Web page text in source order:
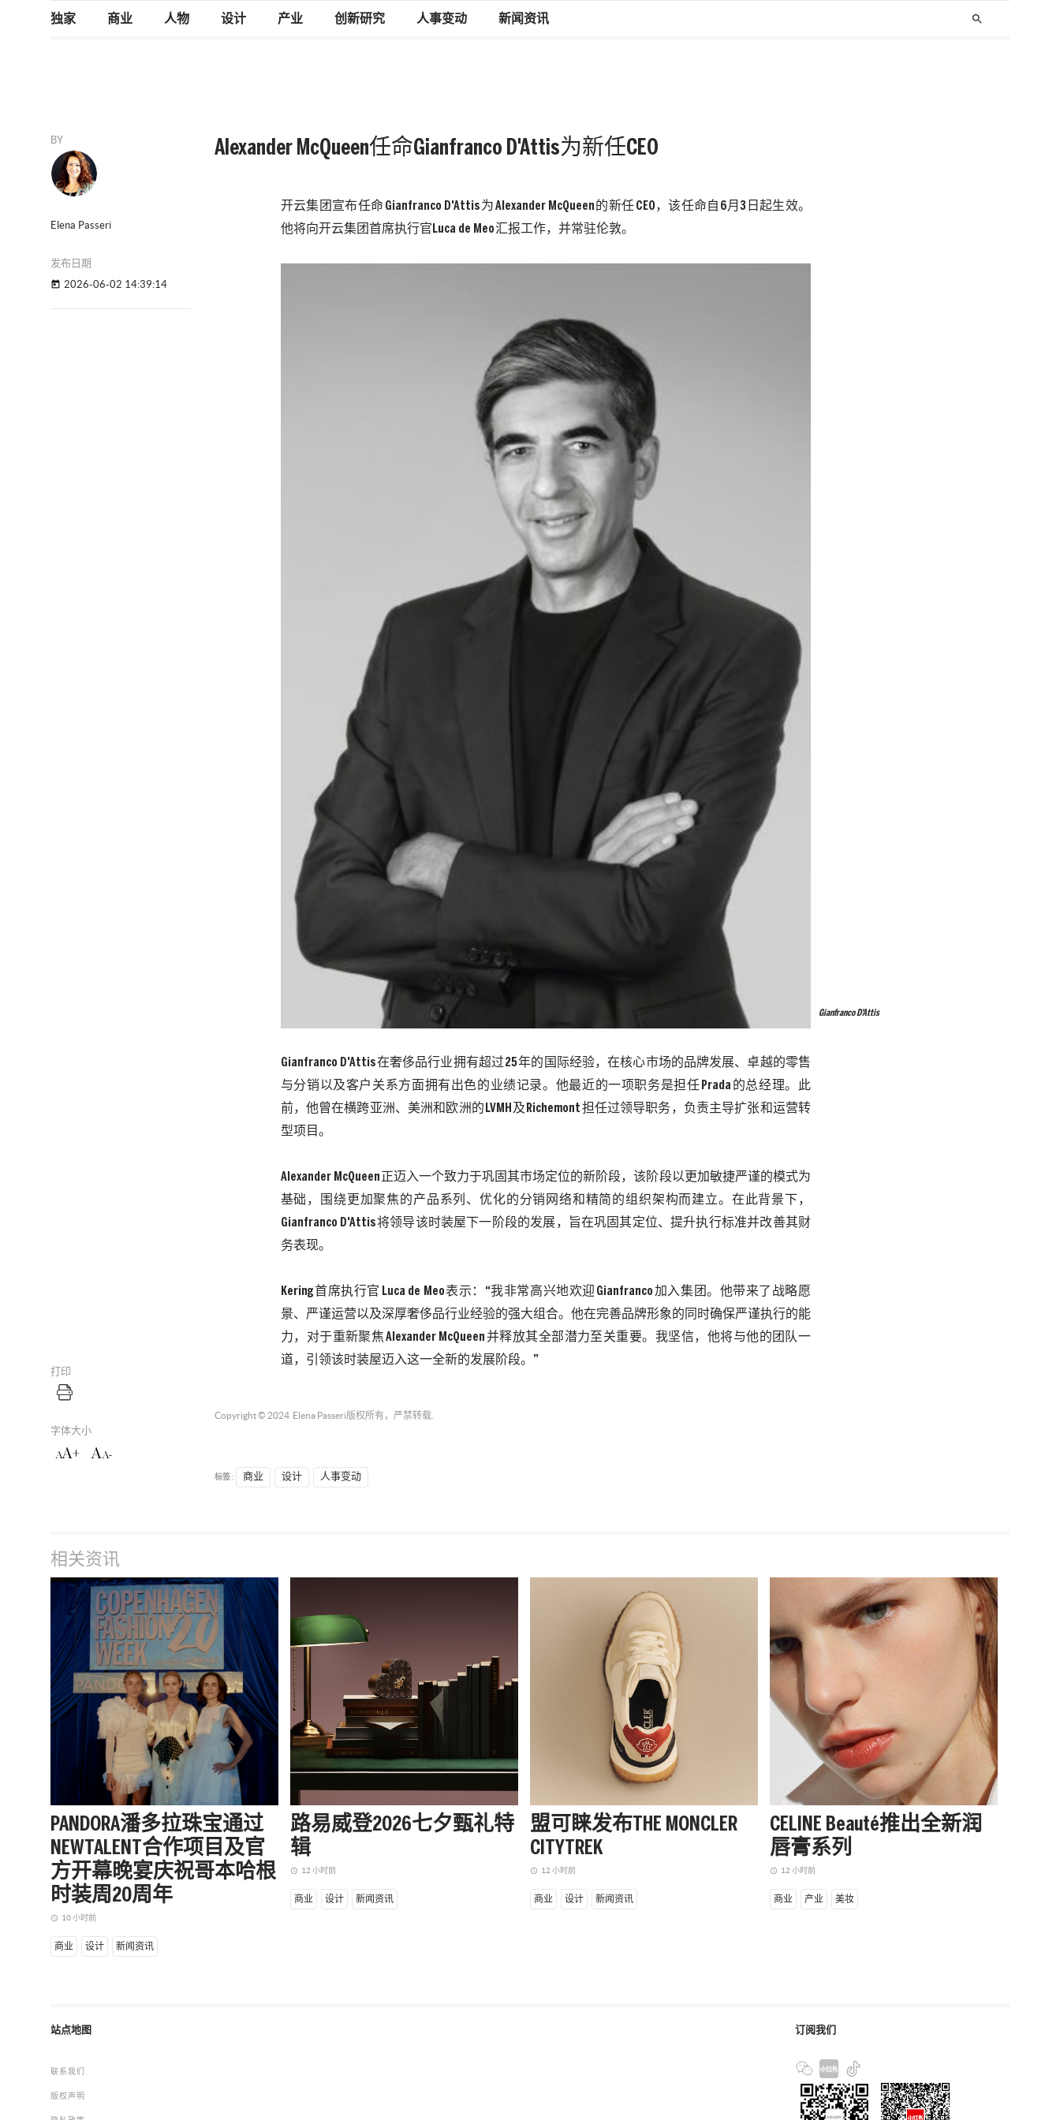
独家 商业 人物 设计 产业 创新研究 人事变动 新闻资讯 search
BY
Elena Passeri
发布日期
today 2026-06-02 14:39:14
打印
字体大小
AA+ AA-
Alexander McQueen任命Gianfranco D'Attis为新任CEO
开云集团 宣布任命 Gianfranco D'Attis 为 Alexander McQueen 的新任 CEO，该任命自 6月3 日 起生效。
他将向 开云集团 首席执行官 Luca de Meo汇报工作，并常驻伦敦。
Gianfranco D'Attis
Gianfranco D'Attis在奢侈品行业拥有超过 25年的国际经验，在核心市场的品牌发展、卓越的零售
与分销以及客户关系方面拥有出色的业绩记录。他最近的一项职务是担任 Prada 的总经理。此
前，他曾在横跨亚洲、美洲和欧洲的 LVMH 及 Richemont 担任过领导职务，负责主导扩张和运营转
型项目。
Alexander McQueen 正迈入一个致力于巩固其市场定位的新阶段，该阶段以更加敏捷严谨的模式为
基础，围绕更加聚焦的产品系列、优化的分销网络和精简的组织架构而建立。在此背景下，
Gianfranco D'Attis将领导该时装屋下一阶段的发展，旨在巩固其定位、提升执行标准并改善其财
务表现。
Kering 首席执行官 Luca de Meo表示：“我非常高兴地欢迎 Gianfranco加入集团。他带来了战略愿
景、严谨运营以及深厚奢侈品行业经验的强大组合。他在完善品牌形象的同时确保严谨执行的能
力，对于重新聚焦 Alexander McQueen 并释放其全部潜力至关重要。我坚信，他将与他的团队一
道，引领该时装屋迈入这一全新的发展阶段。”
Copyright © 2024 Elena Passeri 版权所有，严禁转载.
标签 : 商业 设计 人事变动
相关资讯
PANDORA潘多拉珠宝通过
NEWTALENT合作项目及官
方开幕晚宴庆祝哥本哈根
时装周20周年
access_time 10 小时前
商业 设计 新闻资讯
路易威登2026七夕甄礼特
辑
access_time 12 小时前
商业 设计 新闻资讯
盟可睐发布THE MONCLER
CITYTREK
access_time 12 小时前
商业 设计 新闻资讯
CELINE Beauté推出全新润
唇膏系列
access_time 12 小时前
商业 产业 美妆
订阅我们
站点地图
联系我们
版权声明